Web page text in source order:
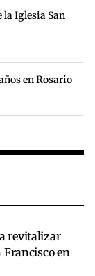
Iglesia San
en Rosario
revitalizar
Francisco en